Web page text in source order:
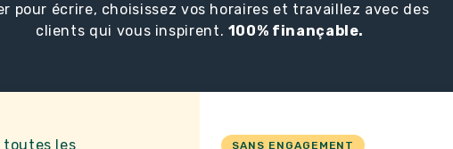
pour écrire, choisissez vos horaires et travaillez avec des
clients qui vous inspirent. 100% finançable.
toutes les
SANS ENGAGEMENT